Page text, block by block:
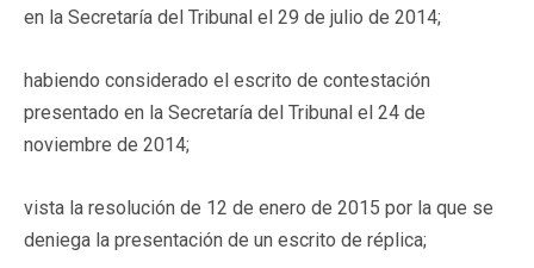
en la Secretaría del Tribunal el 29 de julio de 2014;
habiendo considerado el escrito de contestación
presentado en la Secretaría del Tribunal el 24 de
noviembre de 2014;
vista la resolución de 12 de enero de 2015 por la que se
deniega la presentación de un escrito de réplica;